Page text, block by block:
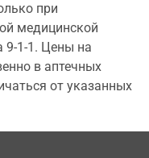
при
медицинской
9-1-1. Цены на
в аптечных
от указанных